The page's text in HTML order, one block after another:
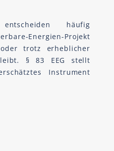
entscheiden häufig
Energien-Projekt
trotz erheblicher
§ 83 EEG stellt
Instrument